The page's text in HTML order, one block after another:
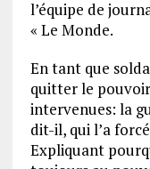
l’équipe de
« Le Monde.
En tant que
quitter le pouvoir
intervenues: la
dit-il, qui l’a
Expliquant